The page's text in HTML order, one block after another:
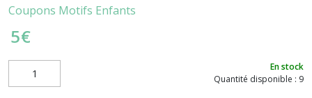
Coupons Motifs Enfants
5€
En stock
Quantité disponible : 9